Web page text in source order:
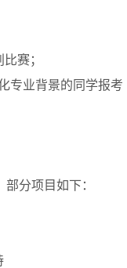
赛；
专业背景的同学报考
分项目如下：